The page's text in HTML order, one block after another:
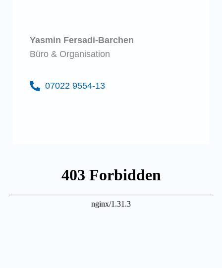
Yasmin Fersadi-Barchen
Büro & Organisation
07022 9554-13